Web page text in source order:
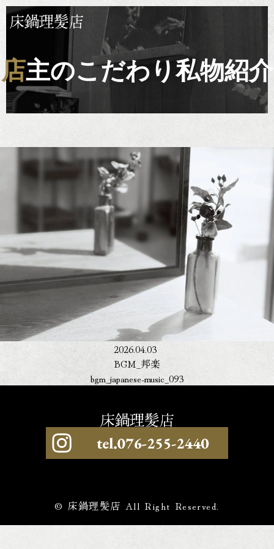
店主のこだわり私物紹介
2026.04.03
BGM_邦楽
bgm_japanese-music_093
© 床鍋理髪店 All Right Reserved.